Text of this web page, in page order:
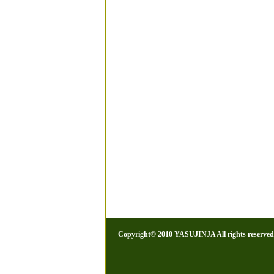
Copyright© 2010 YASUJINJA All rights